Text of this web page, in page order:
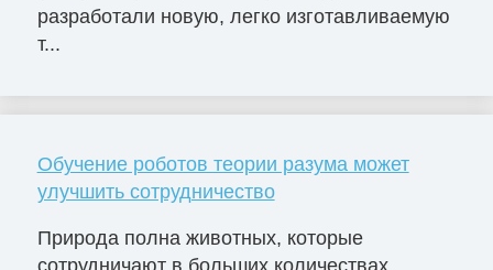
разработали новую, легко изготавливаемую
т...
Обучение роботов теории разума может
улучшить сотрудничество
Природа полна животных, которые
сотрудничают в больших количествах.